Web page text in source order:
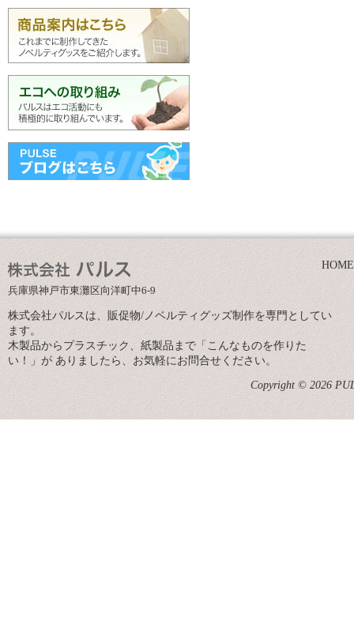
兵庫県神戸市東灘区向洋町中6-9
HOME
株式会社パルスは、販促物/ノベルティグッズ制作を専門としてい
ます。
木製品からプラスチック、紙製品まで「こんなものを作りた
い！」が ありましたら、お気軽にお問合せください。
Copyright © 2026